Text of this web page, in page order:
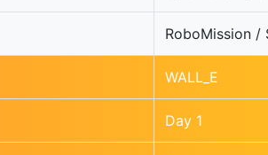
RoboMission /
WALL_E
Day 1